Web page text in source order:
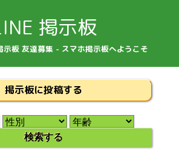
掲示板
示板 友達募集 - スマホ掲示板へようこそ
掲示板に投稿する